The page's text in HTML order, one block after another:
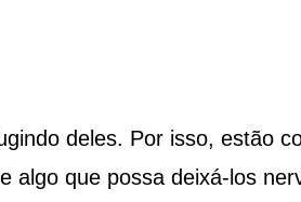
deles. Por isso, estão
algo que possa deixá-los